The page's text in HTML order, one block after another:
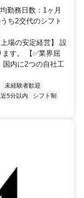
勤務日数：1ヶ月
ち2交代のシフト
場の安定経営】 設
す。 【✅業界屈
国内に2つの自社工
未経験者歓迎
5分以内
シフト制